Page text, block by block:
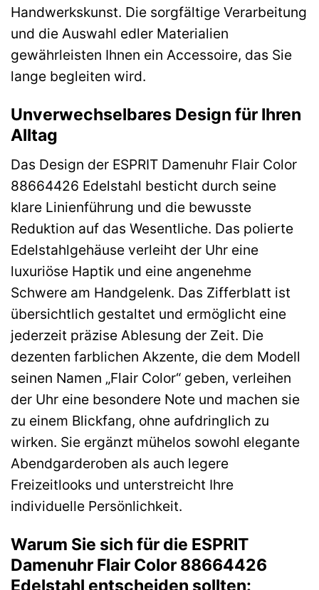
Handwerkskunst. Die sorgfältige Verarbeitung
und die Auswahl edler Materialien
gewährleisten Ihnen ein Accessoire, das Sie
lange begleiten wird.
Unverwechselbares Design für Ihren
Alltag
Das Design der ESPRIT Damenuhr Flair Color
88664426 Edelstahl besticht durch seine
klare Linienführung und die bewusste
Reduktion auf das Wesentliche. Das polierte
Edelstahlgehäuse verleiht der Uhr eine
luxuriöse Haptik und eine angenehme
Schwere am Handgelenk. Das Zifferblatt ist
übersichtlich gestaltet und ermöglicht eine
jederzeit präzise Ablesung der Zeit. Die
dezenten farblichen Akzente, die dem Modell
seinen Namen „Flair Color“ geben, verleihen
der Uhr eine besondere Note und machen sie
zu einem Blickfang, ohne aufdringlich zu
wirken. Sie ergänzt mühelos sowohl elegante
Abendgarderoben als auch legere
Freizeitlooks und unterstreicht Ihre
individuelle Persönlichkeit.
Warum Sie sich für die ESPRIT
Damenuhr Flair Color 88664426
Edelstahl entscheiden sollten: